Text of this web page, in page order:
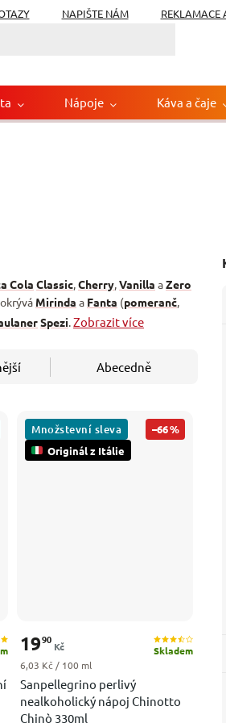
NAPIŠTE NÁM REKLAMACE
Nápoje Káva a čaje
Cola Classic,Cherry,Vanilla aZero
Mirinda a Fanta (pomeranč,
Spezi.Zobrazit více
Abecedně
Originál z Itálie
Množstevní sleva –66 %
Sanpellegrino perlivý
nealkoholický nápoj Chinotto
Chinò 330ml
Skladem
1990
Kč
Měrná cena:
6,03 Kč / 100 ml